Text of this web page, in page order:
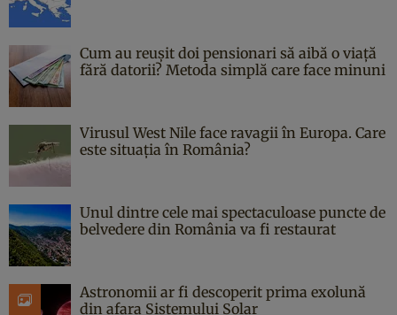
Cum au reușit doi pensionari să aibă o viață
fără datorii? Metoda simplă care face minuni
Virusul West Nile face ravagii în Europa. Care
este situația în România?
Unul dintre cele mai spectaculoase puncte de
belvedere din România va fi restaurat
Astronomii ar fi descoperit prima exolună
din afara Sistemului Solar